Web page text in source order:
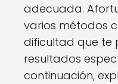
adecuada.
varios métodos
dificultad que te
resultados
continuación,